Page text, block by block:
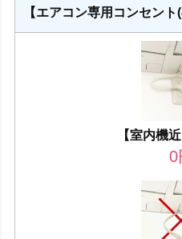
【エアコン専用コンセント
【室内機
0